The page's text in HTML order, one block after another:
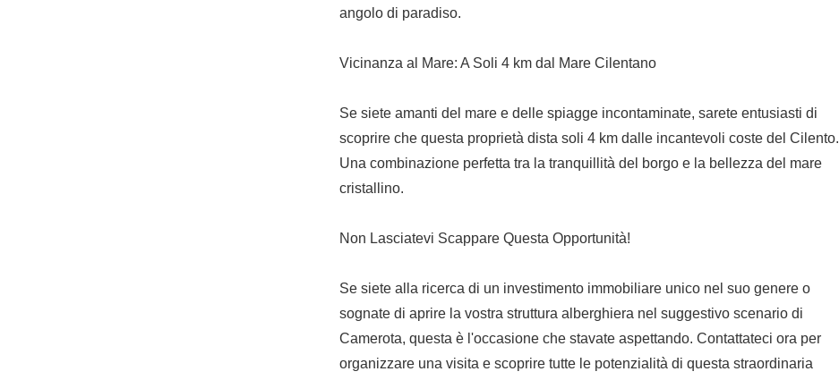
angolo di paradiso.
Vicinanza al Mare: A Soli 4 km dal Mare Cilentano
Se siete amanti del mare e delle spiagge incontaminate, sarete entusiasti di
scoprire che questa proprietà dista soli 4 km dalle incantevoli coste del Cilento.
Una combinazione perfetta tra la tranquillità del borgo e la bellezza del mare
cristallino.
Non Lasciatevi Scappare Questa Opportunità!
Se siete alla ricerca di un investimento immobiliare unico nel suo genere o
sognate di aprire la vostra struttura alberghiera nel suggestivo scenario di
Camerota, questa è l'occasione che stavate aspettando. Contattateci ora per
organizzare una visita e scoprire tutte le potenzialità di questa straordinaria